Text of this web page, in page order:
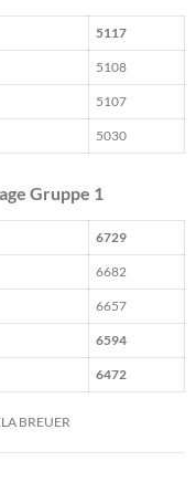
5117
5108
5107
5030
Gruppe 1
6729
6682
6657
6594
6472
BREUER